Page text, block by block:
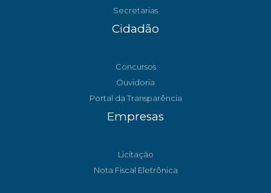
Secretarias
Cidadão
Concursos
Ouvidoria
Portal da Transparência
Empresas
Licitação
Nota Fiscal Eletrônica